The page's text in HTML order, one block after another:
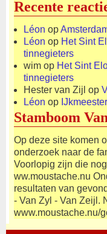
Recente
Léon op
Léon op Het Sint
tinnegieters
wim op Het Sint
tinnegieters
Hester van Zijl op
Léon op
Stamboom
Op deze site komen
onderzoek naar de
Voorlopig zijn die
ww.moustache.nu
resultaten van
- Van Zyl - Van Zeijl.
www.moustache.nu/